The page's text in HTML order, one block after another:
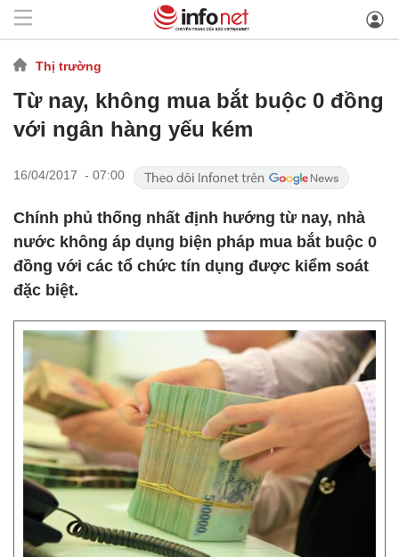
Thị trường
Từ nay, không mua bắt buộc 0 đồng
với ngân hàng yếu kém
16/04/2017 - 07:00
Chính phủ thống nhất định hướng từ nay, nhà
nước không áp dụng biện pháp mua bắt buộc 0
đồng với các tổ chức tín dụng được kiểm soát
đặc biệt.